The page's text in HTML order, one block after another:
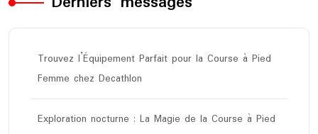
Trouvez l’Équipement Parfait pour la Course à Pied
Femme chez Decathlon
Exploration nocturne : La Magie de la Course à Pied